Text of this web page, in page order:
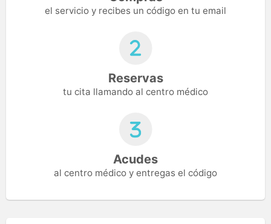
el servicio y recibes un código en tu email
Reservas
tu cita llamando al centro médico
Acudes
al centro médico y entregas el código